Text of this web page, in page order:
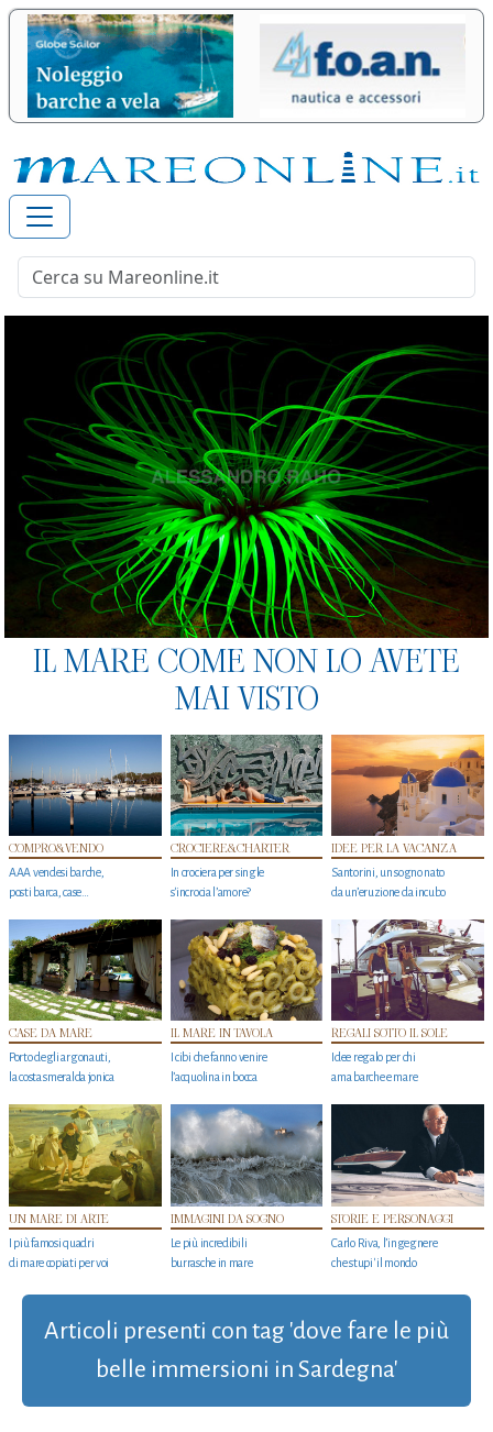
IL MARE COME NON LO AVETE
MAI VISTO
COMPRO&VENDO
AAA vendesi barche,
posti barca, case…
CROCIERE&CHARTER
In crociera per single
s'incrocia l’amore?
IDEE PER LA VACANZA
Santorini, un sogno nato
da un’eruzione da incubo
CASE DA MARE
Porto degli argonauti,
la costa smeralda jonica
IL MARE IN TAVOLA
I cibi che fanno venire
l’acquolina in bocca
REGALI SOTTO IL SOLE
Idee regalo per chi
ama barche e mare
UN MARE DI ARTE
I più famosi quadri
di mare copiati per voi
IMMAGINI DA SOGNO
Le più incredibili
burrasche in mare
STORIE E PERSONAGGI
Carlo Riva, l’ingegnere
che stupi' il mondo
Articoli presenti con tag 'dove fare le più
belle immersioni in Sardegna'